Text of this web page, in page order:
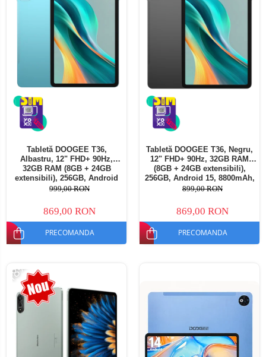
Tabletă DOOGEE T36,
Albastru, 12" FHD+ 90Hz,
32GB RAM (8GB + 24GB
extensibili), 256GB, Android
15, 8800mAh, Dual SIM
999,00 RON
869,00 RON
PRECOMANDA
Tabletă DOOGEE T36, Negru,
12" FHD+ 90Hz, 32GB RAM
(8GB + 24GB extensibili),
256GB, Android 15, 8800mAh,
Dual SIM
899,00 RON
869,00 RON
PRECOMANDA
-18%